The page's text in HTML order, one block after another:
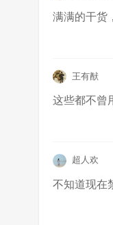
满满的干货
王有猷
这些都不曾
超人欢
不知道现在